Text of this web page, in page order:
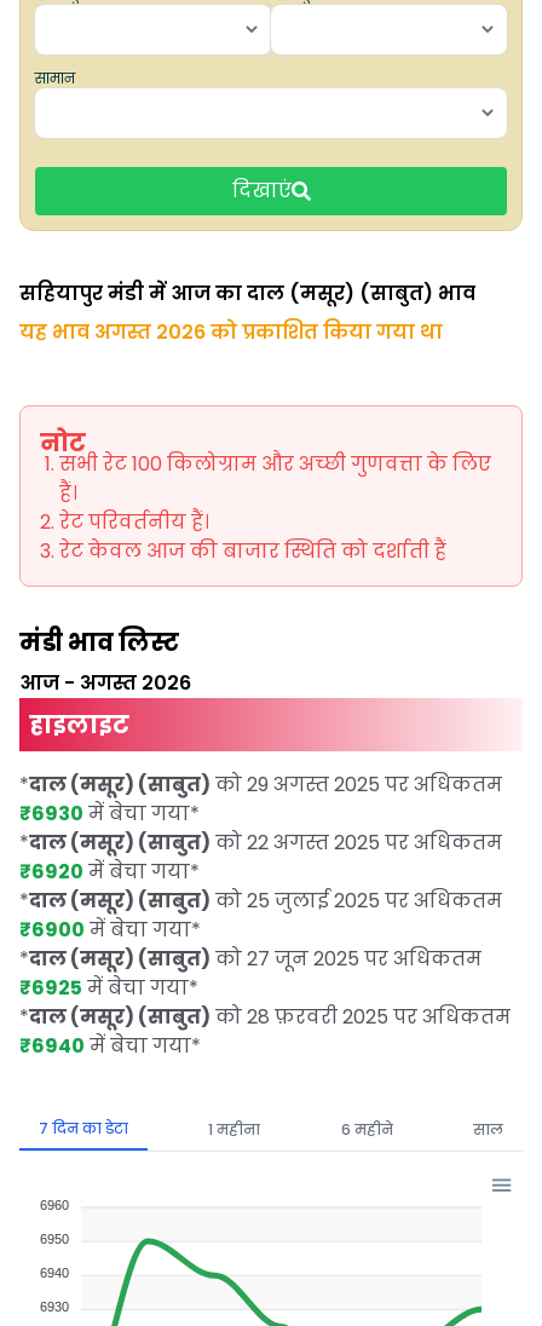
सामान
दिखाएं
सहियापुर मंडी में आज का दाल (मसूर) (साबुत) भाव
यह भाव अगस्त 2026 को प्रकाशित किया गया था
नोट
सभी रेट 100 किलोग्राम और अच्छी गुणवत्ता के लिए
हैं।
रेट परिवर्तनीय हैं।
रेट केवल आज की बाजार स्थिति को दर्शाती हैं
मंडी भाव लिस्ट
आज - अगस्त 2026
हाइलाइट
*दाल (मसूर) (साबुत) को 29 अगस्त 2025 पर अधिकतम
₹6930 में बेचा गया*
*दाल (मसूर) (साबुत) को 22 अगस्त 2025 पर अधिकतम
₹6920 में बेचा गया*
*दाल (मसूर) (साबुत) को 25 जुलाई 2025 पर अधिकतम
₹6900 में बेचा गया*
*दाल (मसूर) (साबुत) को 27 जून 2025 पर अधिकतम
₹6925 में बेचा गया*
*दाल (मसूर) (साबुत) को 28 फ़रवरी 2025 पर अधिकतम
₹6940 में बेचा गया*
7 दिन का डेटा 1 महीना 6 महीने साल
6960
6950
6940
6930